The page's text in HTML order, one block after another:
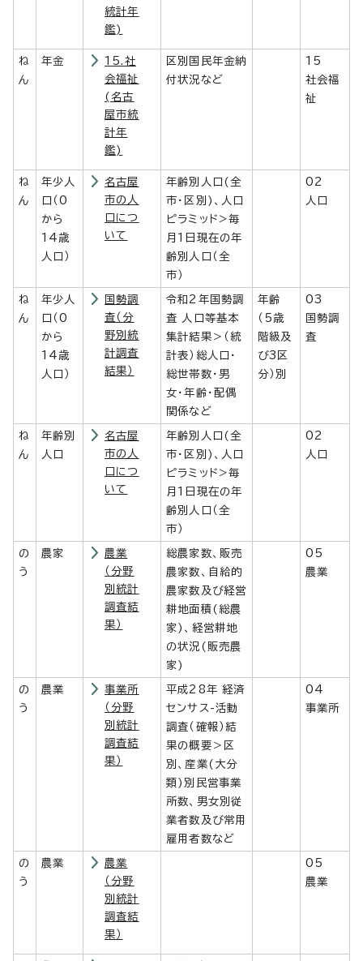
統計年
鑑)
ね
ん
年金
15.社
会福祉
(名古
屋市統
計年
鑑)
区別国民年金納
付状況など
15
社会福
祉
ね
ん
年少人
口（0
から
14歳
人口）
名古屋
市の人
口につ
いて
年齢別人口(全
市・区別)、人口
ピラミッド>毎
月1日現在の年
齢別人口（全
市）
02
人口
ね
ん
年少人
口（0
から
14歳
人口）
国勢調
査（分
野別統
計調査
結果）
令和2年国勢調
査 人口等基本
集計結果＞（統
計表）総人口・
総世帯数・男
女・年齢・配偶
関係など
年齢
（5歳
階級及
び3区
分）別
03
国勢調
査
ね
ん
年齢別
人口
名古屋
市の人
口につ
いて
年齢別人口(全
市・区別)、人口
ピラミッド>毎
月1日現在の年
齢別人口（全
市）
02
人口
の
う
農家
農業
（分野
別統計
調査結
果）
総農家数、販売
農家数、自給的
農家数及び経営
耕地面積(総農
家)、経営耕地
の状況(販売農
家)
05
農業
の
う
農業
事業所
（分野
別統計
調査結
果）
平成28年 経済
センサス-活動
調査（確報）結
果の概要＞区
別、産業(大分
類)別民営事業
所数、男女別従
業者数及び常用
雇用者数など
04
事業所
の
う
農業
農業
（分野
別統計
調査結
果）
05
農業